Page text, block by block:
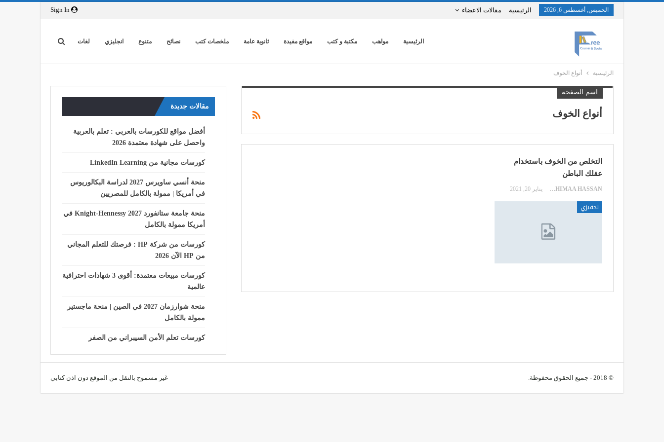
الخميس, أغسطس 6, 2026 الرئيسية مقالات الاعضاء
الرئيسية مواهب مكتبة و كتب مواقع مفيدة ثانوية عامة ملخصات كتب نصائح متنوع انجليزي لغات
الرئيسية أنواع الخوف
اسم الصفحة
أنواع الخوف
التخلص من الخوف باستخدام
عقلك الباطن
SHIMAA HASSAN يناير 20, 2021
تحفيزي
مقالات جديدة
أفضل مواقع للكورسات بالعربي : تعلم بالعربية
واحصل على شهادة معتمدة 2026
كورسات مجانية من LinkedIn Learning
منحة أنسي ساويرس 2027 لدراسة البكالوريوس
في أمريكا | ممولة بالكامل للمصريين
منحة جامعة ستانفورد Knight-Hennessy 2027 في
أمريكا ممولة بالكامل
كورسات من شركة HP : فرصتك للتعلم المجاني
من HP الآن 2026
كورسات مبيعات معتمدة: أقوى 3 شهادات احترافية
عالمية
منحة شوارزمان 2027 في الصين | منحة ماجستير
ممولة بالكامل
كورسات تعلم الأمن السيبراني من الصفر
© 2018 - جميع الحقوق محفوظة. غير مسموح بالنقل من الموقع دون اذن كتابي